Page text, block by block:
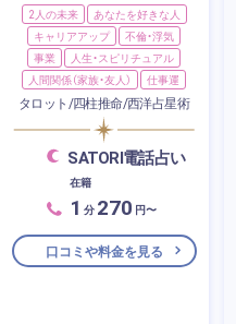
2人の未来
あなたを好きな人
キャリアアップ
不倫・浮気
事業
人生・スピリチュアル
人間関係（家族・友人）
仕事運
タロット/四柱推命/西洋占星術
SATORI電話占い
在籍
1 分 270 円〜
口コミや料金を見る